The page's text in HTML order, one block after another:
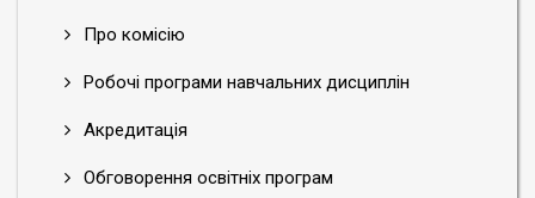
Про комісію
Робочі програми навчальних дисциплін
Акредитація
Обговорення освітніх програм